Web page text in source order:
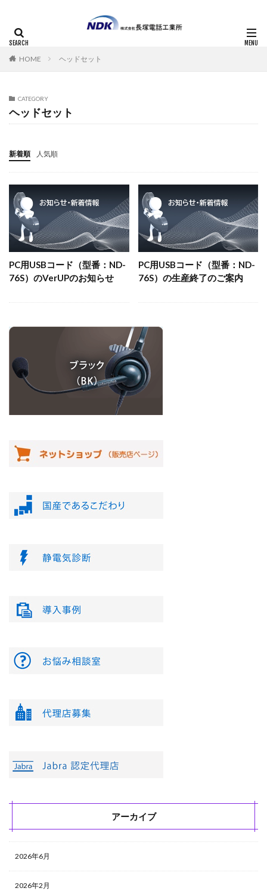
HOME ヘッドセット
CATEGORY
ヘッドセット
新着順 人気順
PC用USBコード（型番：ND-
76S）のVerUPのお知らせ
PC用USBコード（型番：ND-
76S）の生産終了のご案内
アーカイブ
2026年6月
2026年2月